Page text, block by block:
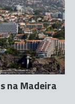
na Madeira